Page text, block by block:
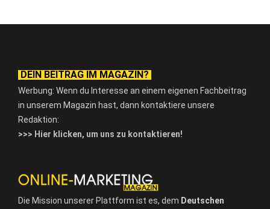
DEIN BEITRAG IM MAGAZIN?
Werbung: Wenn du Interesse an einem eigenen Fachbeitrag
in unserem Magazin hast, dann kontaktiere unsere
Redaktion:
>>> Hier klicken, um uns zu kontaktieren!
Die Mission unserer Plattform ist es, dem Deutschen